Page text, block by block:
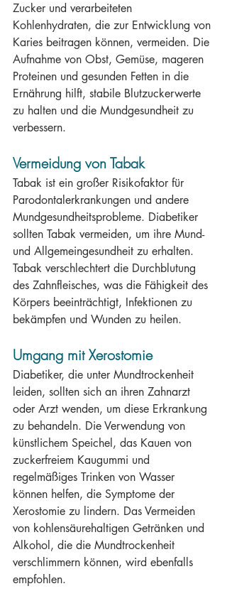
Zucker und verarbeiteten
Kohlenhydraten, die zur Entwicklung von
Karies beitragen können, vermeiden. Die
Aufnahme von Obst, Gemüse, mageren
Proteinen und gesunden Fetten in die
Ernährung hilft, stabile Blutzuckerwerte
zu halten und die Mundgesundheit zu
verbessern.
Vermeidung von Tabak
Tabak ist ein großer Risikofaktor für
Parodontalerkrankungen und andere
Mundgesundheitsprobleme. Diabetiker
sollten Tabak vermeiden, um ihre Mund-
und Allgemeingesundheit zu erhalten.
Tabak verschlechtert die Durchblutung
des Zahnfleisches, was die Fähigkeit des
Körpers beeinträchtigt, Infektionen zu
bekämpfen und Wunden zu heilen.
Umgang mit Xerostomie
Diabetiker, die unter Mundtrockenheit
leiden, sollten sich an ihren Zahnarzt
oder Arzt wenden, um diese Erkrankung
zu behandeln. Die Verwendung von
künstlichem Speichel, das Kauen von
zuckerfreiem Kaugummi und
regelmäßiges Trinken von Wasser
können helfen, die Symptome der
Xerostomie zu lindern. Das Vermeiden
von kohlensäurehaltigen Getränken und
Alkohol, die die Mundtrockenheit
verschlimmern können, wird ebenfalls
empfohlen.